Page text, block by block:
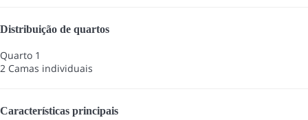
Distribuição de quartos
Quarto 1
2 Camas individuais
Características principais